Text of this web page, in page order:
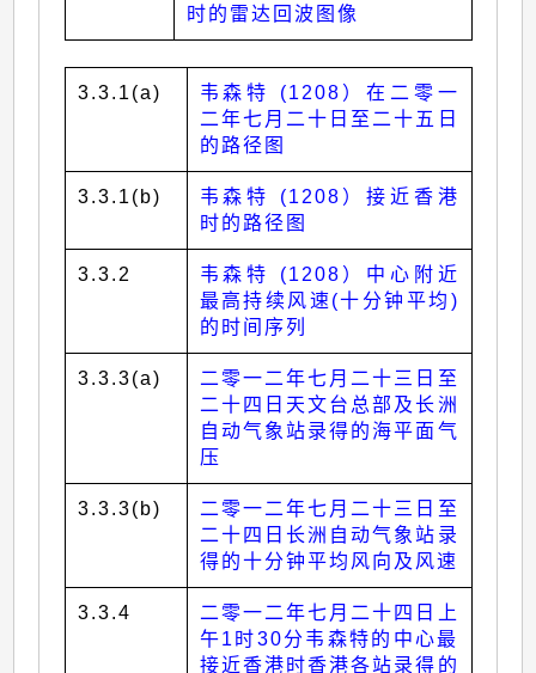
时的雷达回波图像
3.3.1(a)
韦森特 (1208）在二零一
二年七月二十日至二十五日
的路径图
3.3.1(b)
韦森特 (1208）接近香港
时的路径图
3.3.2
韦森特 (1208）中心附近
最高持续风速(十分钟平均)
的时间序列
3.3.3(a)
二零一二年七月二十三日至
二十四日天文台总部及长洲
自动气象站录得的海平面气
压
3.3.3(b)
二零一二年七月二十三日至
二十四日长洲自动气象站录
得的十分钟平均风向及风速
3.3.4
二零一二年七月二十四日上
午1时30分韦森特的中心最
接近香港时香港各站录得的